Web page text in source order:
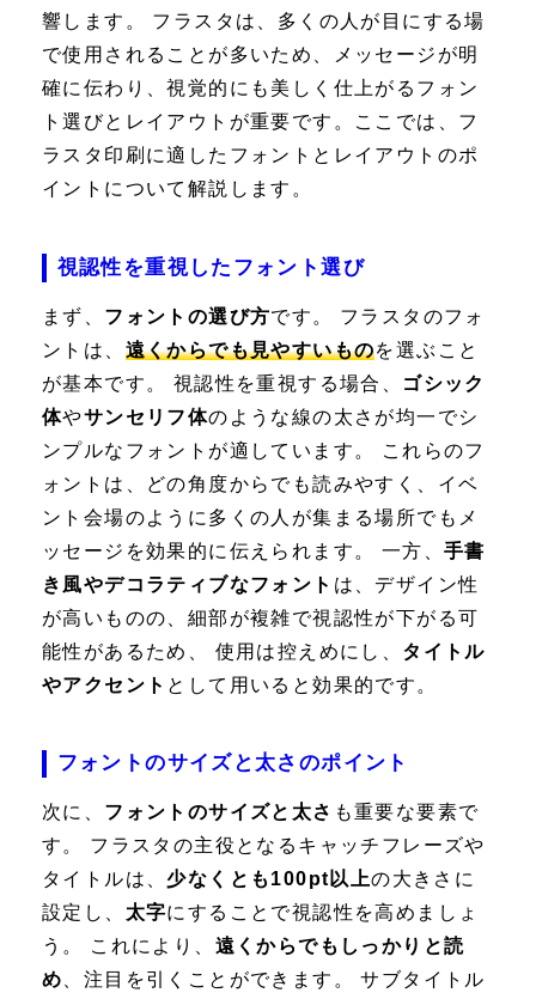
響します。 フラスタは、多くの人が目にする場
で使用されることが多いため、メッセージが明
確に伝わり、視覚的にも美しく仕上がるフォン
ト選びとレイアウトが重要です。ここでは、フ
ラスタ印刷に適したフォントとレイアウトのポ
イントについて解説します。
視認性を重視したフォント選び
まず、 フォントの選び方です。 フラスタのフォ
ントは、 遠くからでも見やすいものを選ぶこと
が基本です。 視認性を重視する場合、
ゴシック
体やサンセリフ体のような線の太さが均一でシ
ンプルなフォントが適しています。 これらのフ
ォントは、どの角度からでも読みやすく、イベ
ント会場のように多くの人が集まる場所でもメ
ッセージを効果的に伝えられます。 一方、 手書
き風やデコラティブなフォント は、デザイン性
が高いものの、細部が複雑で視認性が下がる可
能性があるため、 使用は控えめにし、 タイトル
やアクセント として用いると効果的です。
フォントのサイズと太さのポイント
次に、 フォントのサイズと太さ も重要な要素で
す。 フラスタの主役となるキャッチフレーズや
タイトルは、少なくとも100pt以上の大きさに
設定し、 太字にすることで視認性を高めましょ
う。 これにより、 遠くからでもしっかりと読
め 、注目を引くことができます。 サブタイトル